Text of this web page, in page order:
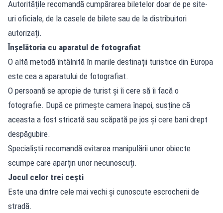
Autoritățile recomandă cumpărarea biletelor doar de pe site-
uri oficiale, de la casele de bilete sau de la distribuitori
autorizați.
Înșelătoria cu aparatul de fotografiat
O altă metodă întâlnită în marile destinații turistice din Europa
este cea a aparatului de fotografiat.
O persoană se apropie de turist și îi cere să îi facă o
fotografie. După ce primește camera înapoi, susține că
aceasta a fost stricată sau scăpată pe jos și cere bani drept
despăgubire.
Specialiștii recomandă evitarea manipulării unor obiecte
scumpe care aparțin unor necunoscuți.
Jocul celor trei cești
Este una dintre cele mai vechi și cunoscute escrocherii de
stradă.